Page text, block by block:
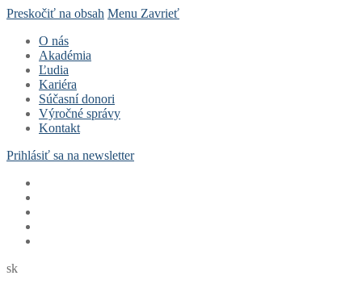
Preskočiť na obsah Menu Zavrieť
O nás
Akadémia
Ľudia
Kariéra
Súčasní donori
Výročné správy
Kontakt
Prihlásiť sa na newsletter
sk